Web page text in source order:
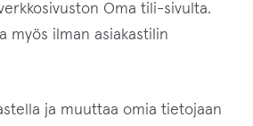
Oma tili-sivulta.
myös ilman asiakastilin
ja muuttaa omia tietojaan